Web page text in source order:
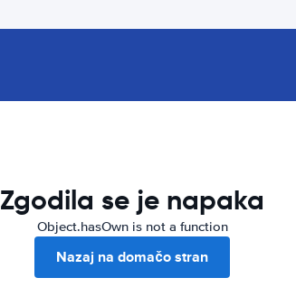
Zgodila se je napaka
Object.hasOwn is not a function
Nazaj na domačo stran